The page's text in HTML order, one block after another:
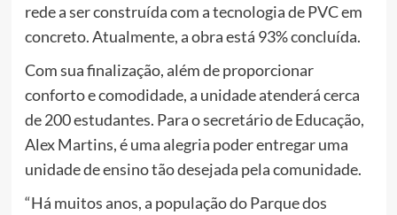
rede a ser construída com a tecnologia de PVC em
concreto. Atualmente, a obra está 93% concluída.
Com sua finalização, além de proporcionar
conforto e comodidade, a unidade atenderá cerca
de 200 estudantes. Para o secretário de Educação,
Alex Martins, é uma alegria poder entregar uma
unidade de ensino tão desejada pela comunidade.
“Há muitos anos, a população do Parque dos